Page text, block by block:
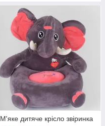
М'яке дитяче крісло звіринка